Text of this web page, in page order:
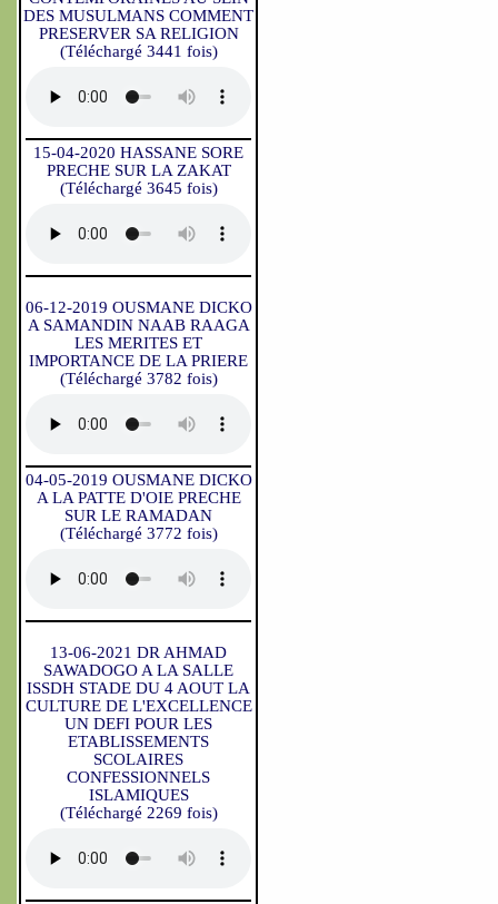
DES MUSULMANS COMMENT
PRESERVER SA RELIGION
(Téléchargé 3441 fois)
15-04-2020 HASSANE SORE
PRECHE SUR LA ZAKAT
(Téléchargé 3645 fois)
06-12-2019 OUSMANE DICKO
A SAMANDIN NAAB RAAGA
LES MERITES ET
IMPORTANCE DE LA PRIERE
(Téléchargé 3782 fois)
04-05-2019 OUSMANE DICKO
A LA PATTE D'OIE PRECHE
SUR LE RAMADAN
(Téléchargé 3772 fois)
13-06-2021 DR AHMAD
SAWADOGO A LA SALLE
ISSDH STADE DU 4 AOUT LA
CULTURE DE L'EXCELLENCE
UN DEFI POUR LES
ETABLISSEMENTS
SCOLAIRES
CONFESSIONNELS
ISLAMIQUES
(Téléchargé 2269 fois)